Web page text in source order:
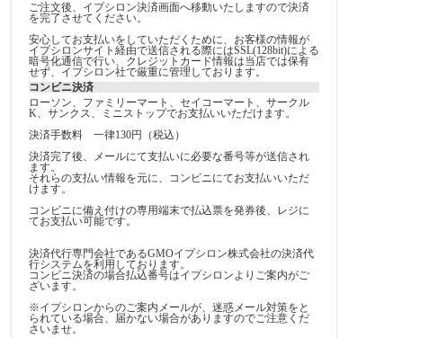
ご注文後、イプシロン決済画面へ移動いたしますので決済
を完了させてください。
安心してお支払いをしていただくために、お客様の情報が
イプシロンサイト経由で送信される際にはSSL(128bit)による
暗号化通信で行い、クレジットカード情報は当店では保有
せず、イプシロン社で厳重に管理しております。
コンビニ決済
ローソン、ファミリーマート、セイコーマート、サークル
K、サンクス、ミニストップでお支払いいただけます。
決済手数料 一律130円（税込）
決済完了後、メールにて支払いに必要な番号等が送信され
ます。
それらの支払い情報を元に、コンビニにてお支払いいただ
けます。
コンビニに備え付けの専用端末で払込票を発券後、レジに
てお支払い可能です。
決済代行専門会社であるGMOイプシロン株式会社の決済代
行システムを利用しております。
コンビニ決済の場合払込番号はイプシロンよりご案内がご
ざいます。
※イプシロンからのご案内メールが、迷惑メール対策をと
られている場合、届かない場合がありますのでご注意くだ
さいませ。